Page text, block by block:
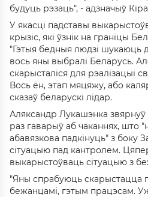
будуць рэзаць", - адзначыў
У якасці падставы
крызіс, які ўзнік на граніцы
"Гэтыя бедныя людзі шукаюць
вось яны выбралі Беларусь.
скарысталіся для рэалізацыі
Вось ён, этап мяцяжу, або
сказаў беларускі лідар.
Аляксандр Лукашэнка
раз гаварыў аб чаканнях, што
абавязкова падкінуць" з боку
сітуацыю пад кантролем.
выкарыстоўваць сітуацыю з
"Яны спрабуюць скарыстацца
бежанцамі, гэтым працэсам.